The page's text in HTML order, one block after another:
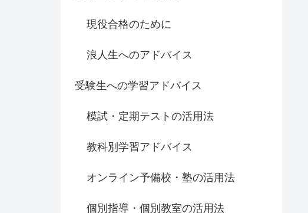
現役合格のために
浪人生へのアドバイス
受験生への学習アドバイス
模試・定期テストの活用法
教科別学習アドバイス
オンライン予備校・塾の活用法
個別指導・個別教室の活用法